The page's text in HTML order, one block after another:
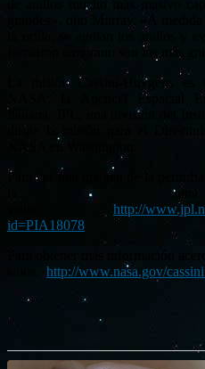
de anillos mucho más masivo
grandes», dijo Murray. «A
la orilla, se agotan los anillos y
formaron temprano son los más
La misión Cassini-Huygens
NASA, la Agencia Espacial
Italiana. JPL, una división del
dirige la misión para el
NASA en Washington.
Para ver una imagen de la
la luna
http://
id=PIA18078
Para obtener más información
http://www.nasa.gov/cassini